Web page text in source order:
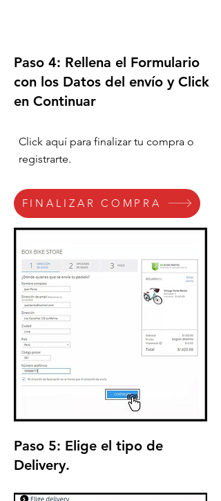
Paso 4: Rellena el Formulario
con los Datos del envío y Click
en Continuar
Click aquí para finalizar tu compra o
registrarte.
FINALIZAR COMPRA
Paso 5: Elige el tipo de
Delivery.